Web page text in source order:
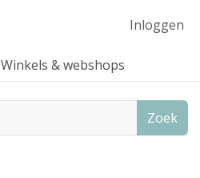
Inloggen
Winkels & webshops
Zoek